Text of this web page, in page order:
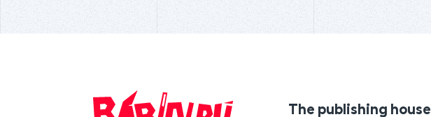
The publishing house